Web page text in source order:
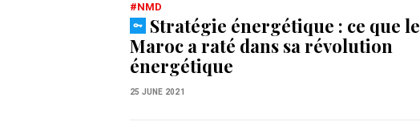
#NMD
Stratégie énergétique : ce que le
Maroc a raté dans sa révolution
énergétique
25 JUNE 2021